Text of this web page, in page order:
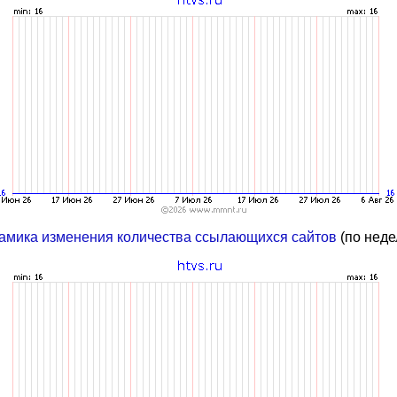
изменения количества ссылающихся сайтов (по